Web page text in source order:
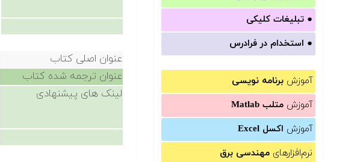
● تبلیغات کلیکی
● استخدام در فرادرس
آموزش برنامه نویسی
آموزش متلب Matlab
آموزش اکسل Excel
نرم‌افزارهای مهندسی برق
عنوان اصلی کتاب
عنوان ترجمه شده کتاب
لینک های پیشنهادی